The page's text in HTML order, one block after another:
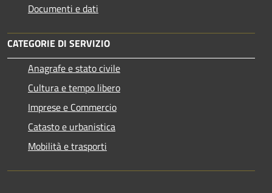
Documenti e dati
CATEGORIE DI SERVIZIO
Anagrafe e stato civile
Cultura e tempo libero
Imprese e Commercio
Catasto e urbanistica
Mobilità e trasporti